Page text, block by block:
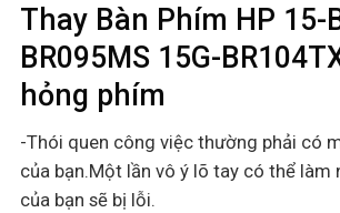
Thay Bàn Phím HP 15-
BR095MS 15G-
hỏng phím
-Thói quen công việc thường phải có
của bạn.Một lần vô ý lõ tay có thể
của bạn sẽ bị lỗi.